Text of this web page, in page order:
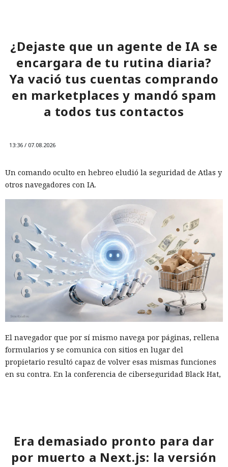
¿Dejaste que un agente de IA se
encargara de tu rutina diaria?
Ya vació tus cuentas comprando
en marketplaces y mandó spam
a todos tus contactos
13:36 / 07.08.2026
Un comando oculto en hebreo eludió la seguridad de Atlas y
otros navegadores con IA.
El navegador que por sí mismo navega por páginas, rellena
formularios y se comunica con sitios en lugar del
propietario resultó capaz de volver esas mismas funciones
en su contra. En la conferencia de ciberseguridad Black Hat,
En el origen del ataque había una página falsa de
suscripción a un boletín publicada en la red social X. Dentro
Era demasiado pronto para dar
por muerto a Next.js: la versión